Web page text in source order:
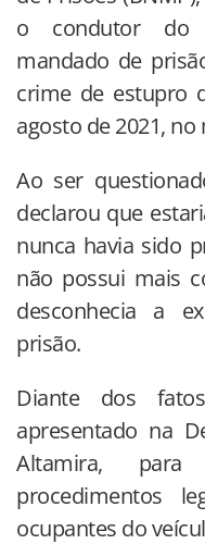
o condutor do
mandado de
crime de estupro
agosto de 2021,
Ao ser
declarou que
nunca havia sido
não possui mais
desconhecia a
prisão.
Diante dos
apresentado na
Altamira,
procedimentos
ocupantes do